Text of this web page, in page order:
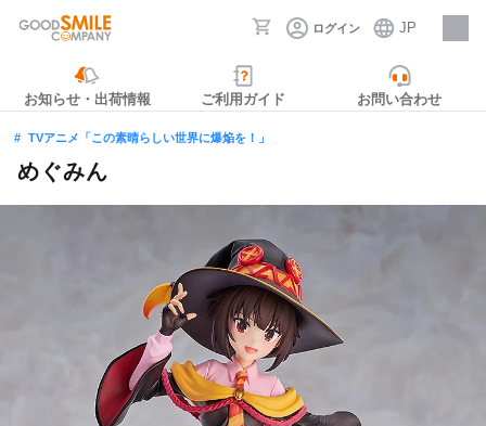
ログイン JP
採用情報
お知らせ・出荷情報 ご利用ガイド お問い合わせ
TVアニメ「この素晴らしい世界に爆焔を！」
めぐみん